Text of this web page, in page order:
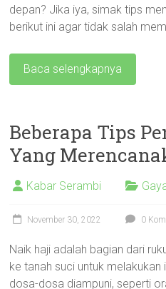
depan? Jika iya, simak tips
berikut ini agar tidak salah
Baca selengkapnya
Beberapa Tips
Yang
Kabar Serambi
November 30, 2022 0
Naik haji adalah bagian dari
ke tanah suci untuk
dosa-dosa diampuni, seperti